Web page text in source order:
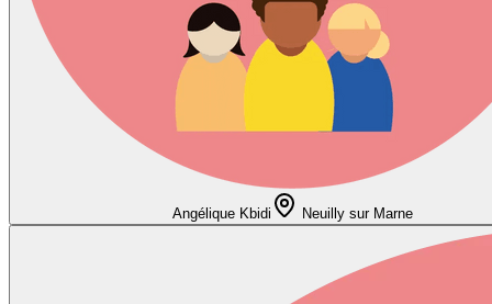
Angélique Kbidi Neuilly sur Marne